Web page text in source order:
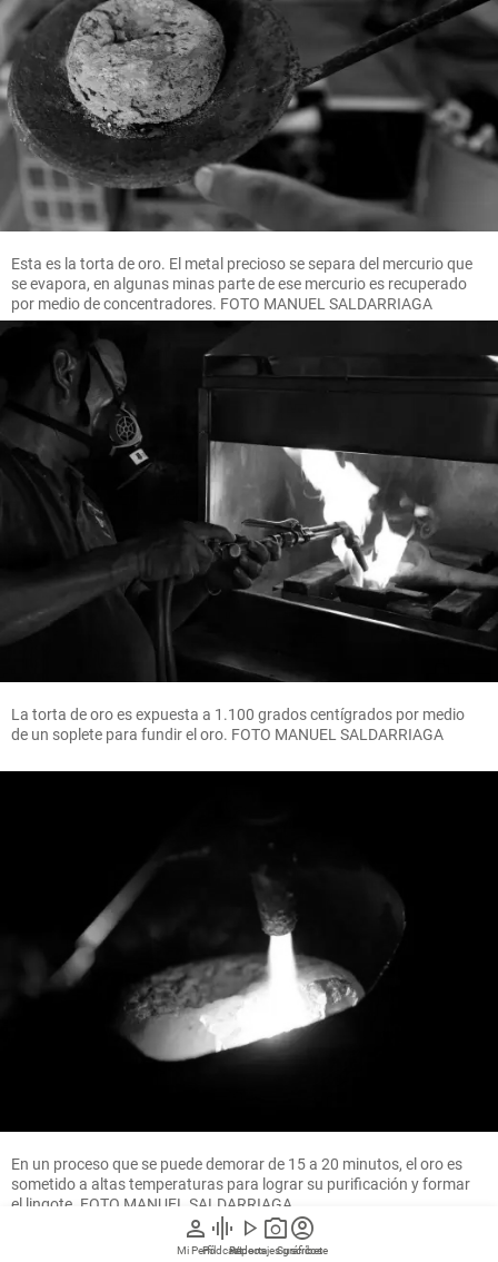
person
Mi Perfil
graphic_eq
Pódcast
play_arrow
Videos
photo_camera
Reportajes gráficos
account_circle
Suscríbete
Esta es la torta de oro. El metal precioso se separa del mercurio que
se evapora, en algunas minas parte de ese mercurio es recuperado
por medio de concentradores. FOTO MANUEL SALDARRIAGA
La torta de oro es expuesta a 1.100 grados centígrados por medio
de un soplete para fundir el oro. FOTO MANUEL SALDARRIAGA
En un proceso que se puede demorar de 15 a 20 minutos, el oro es
sometido a altas temperaturas para lograr su purificación y formar
el lingote. FOTO MANUEL SALDARRIAGA